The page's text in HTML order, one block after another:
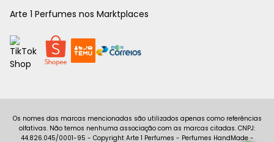
Arte 1 Perfumes nos Marktplaces
Copyright Arte 1 Perfumes - Perfumes HandMade -